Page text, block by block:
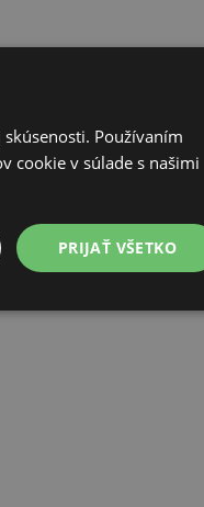
Používaním
cookie v súlade s našimi
PRIJAŤ VŠETKO